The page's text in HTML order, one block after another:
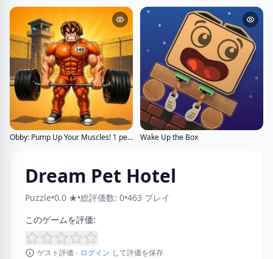
Obby: Pump Up Your Muscles! 1 per second Wake Up the Box
Dream Pet Hotel
Puzzle•0.0 ★•総評価数: 0•463 プレイ
このゲームを評価:
ゲスト評価 - ログイン して評価を保存